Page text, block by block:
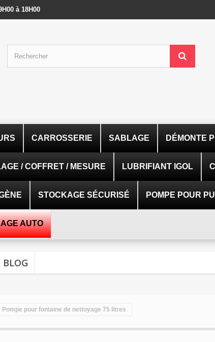
à 18H00
CARROSSERIE SABLAGE DÉMONTE
/ COFFRET / MESURE LUBRIFIANT IGOL
STOCKAGE SÉCURISÉ POMPE POUR
AUTO
BLOG
Pompe pour fontaine de nettoyage 75 litres